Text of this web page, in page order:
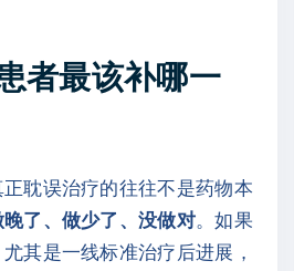
者最该补哪一
耽误治疗的往往不是药物本
了、做少了、没做对。如果
其是一线标准治疗后进展，